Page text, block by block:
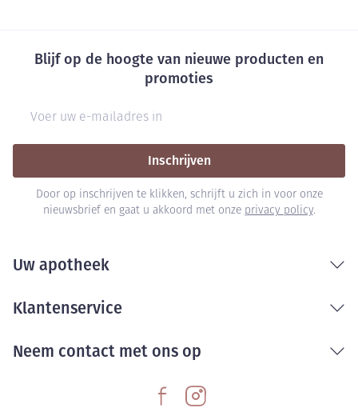
Blijf op de hoogte van nieuwe producten en
promoties
Inschrijven
Door op inschrijven te klikken, schrijft u zich in voor onze
nieuwsbrief en gaat u akkoord met onze privacy policy.
Uw apotheek
Klantenservice
Neem contact met ons op